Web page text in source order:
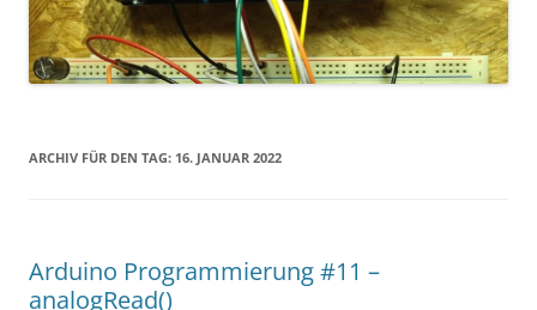
ARCHIV FÜR DEN TAG: 16. JANUAR 2022
Arduino Programmierung #11 –
analogRead()